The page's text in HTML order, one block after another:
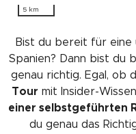
5 km
Bist du bereit für eine
Spanien? Dann bist du
genau richtig. Egal, ob
Tour mit Insider-
einer selbstgeführten
du genau das